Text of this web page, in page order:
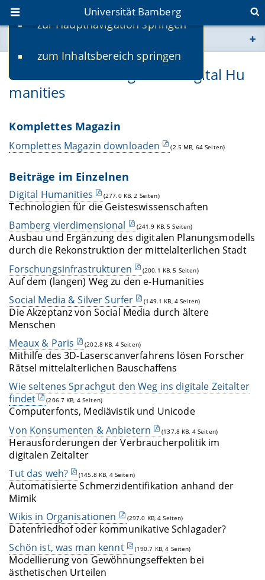
zur Hauptnavigation springen
zum Inhaltsbereich springen
Universität Bamberg
www.uni-bamberg.de
fis.uni-bamberg.de
uni.vers Forschung 2011: Digital Hu
manities
Komplettes Magazin
Komplettes Magazin downloaden (2.5 MB, 64 Seiten)
Beiträge im Einzelnen
Digital Humanities (277.0 KB, 2 Seiten)
Technologien für die Geisteswissenschaften
Bamberg vierdimensional
(241.9 KB, 5 Seiten)
Ausbau und Ergänzung des digitalen Planungsmodells
durch die Rekonstruktion der mittelalterlichen Stadt
Forschungsinfrastrukturen
(200.1 KB, 5 Seiten)
Auf dem (langen) Weg zu den e-Humanities
Social Media & Silver Surfer
(149.1 KB, 4 Seiten)
Die Akzeptanz von Social Media durch ältere
Menschen
Meaux & Paris
(202.8 KB, 4 Seiten)
Mithilfe des 3D-Laserscanverfahrens lösen Forscher
Rätsel mittelalterlichen Bauschaffens
Wie seltenes Sprachgut den Weg ins digitale Zeitalter
findet
(206.7 KB, 4 Seiten)
Computerfonts, Mediävistik und Unicode
Von Konsumenten & Anbietern
(137.8 KB, 4 Seiten)
Herausforderungen der Verbraucherpolitik im
digitalen Zeitalter
Tut das weh?
(145.8 KB, 4 Seiten)
Automatisierte Schmerzidentifikation anhand der
Mimik
Wikis in Organisationen
(297.0 KB, 4 Seiten)
Datenfriedhof oder kommunikative Schlagader?
Schön ist, was man kennt
(190.7 KB, 4 Seiten)
Modellierung von Gewöhnungseffekten bei
ästhetischen Urteilen